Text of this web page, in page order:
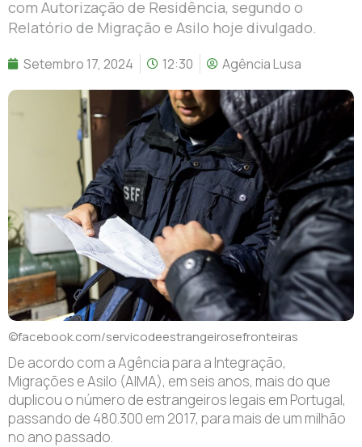
com Autorização de Residência, segundo o
Relatório de Migração e Asilo hoje divulgado.
Setembro 17, 2024 12:30 Agência Lusa
©facebook.com/servicodeestrangeirosefronteiras
De acordo com a Agência para a Integração,
Migrações e Asilo (AIMA), em seis anos, mais do que
duplicou o número de estrangeiros legais em Portugal,
passando de 480.300 em 2017, para mais de um milhão
no ano passado.